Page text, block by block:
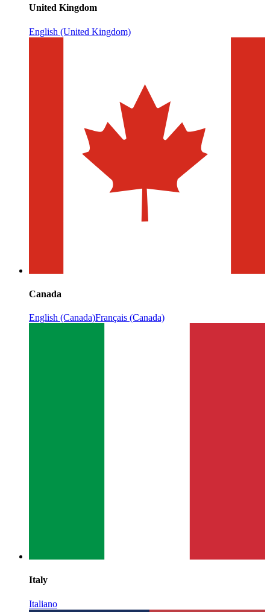
United Kingdom
English (United Kingdom)
Canada
English (Canada)Français (Canada)
Italy
Italiano